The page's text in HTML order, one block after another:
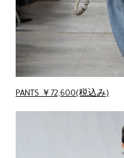
PANTS ￥72,600(税込み)